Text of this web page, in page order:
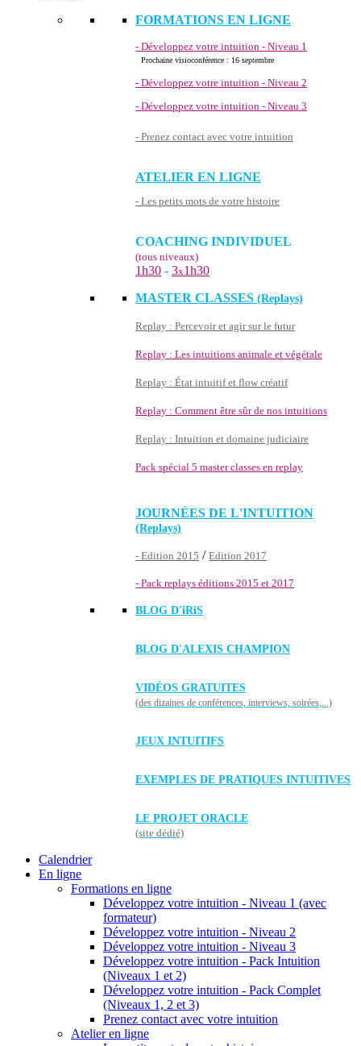
FORMATIONS EN LIGNE
- Développez votre intuition - Niveau 1
Prochaine visioconférence : 16 septembre
- Développez votre intuition - Niveau 2
- Développez votre intuition - Niveau 3
- Prenez contact avec votre intuition
ATELIER EN LIGNE
- Les petits mots de votre histoire
COACHING INDIVIDUEL
(tous niveaux)
1h30 - 3x1h30
MASTER CLASSES (Replays)
Replay : Percevoir et agir sur le futur
Replay : Les intuitions animale et végétale
Replay : État intuitif et flow créatif
Replay : Comment être sûr de nos intuitions
Replay : Intuition et domaine judiciaire
Pack spécial 5 master classes en replay
JOURNÉES DE L'INTUITION
(Replays)
- Edition 2015 / Edition 2017
- Pack replays éditions 2015 et 2017
BLOG D'iRiS
BLOG D'ALEXIS CHAMPION
VIDÉOS GRATUITES
(des dizaines de conférences, interviews, soirées,...)
JEUX INTUITIFS
EXEMPLES DE PRATIQUES INTUITIVES
LE PROJET ORACLE
(site dédié)
Calendrier
En ligne
Formations en ligne
Développez votre intuition - Niveau 1 (avec
formateur)
Développez votre intuition - Niveau 2
Développez votre intuition - Niveau 3
Développez votre intuition - Pack Intuition
(Niveaux 1 et 2)
Développez votre intuition - Pack Complet
(Niveaux 1, 2 et 3)
Prenez contact avec votre intuition
Atelier en ligne